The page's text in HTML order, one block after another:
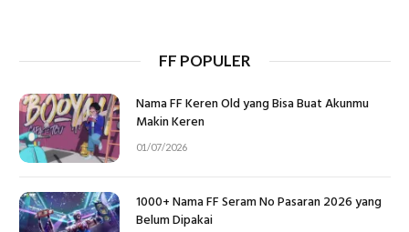
FF POPULER
Nama FF Keren Old yang Bisa Buat Akunmu
Makin Keren
01/07/2026
1000+ Nama FF Seram No Pasaran 2026 yang
Belum Dipakai